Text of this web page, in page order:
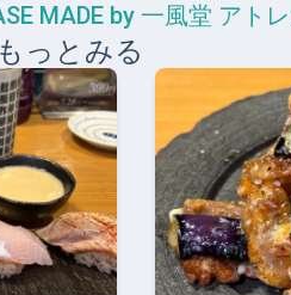
MADE by 一風堂 アト
っとみる